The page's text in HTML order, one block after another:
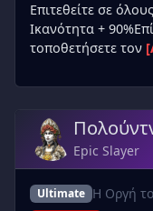
Επιτεθείτε σε
Ικανότητα +
τοποθετήσετε τον
Epic Slayer
Ultimate Η Οργή